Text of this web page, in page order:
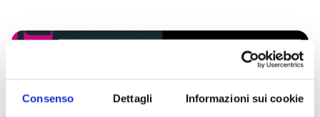
Consenso Dettagli Informazioni sui cookie